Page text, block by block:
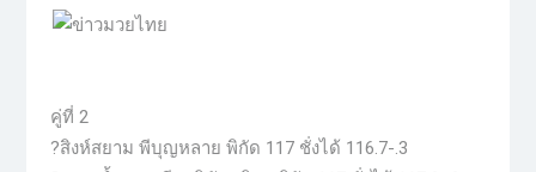
คู่ที่ 2
?สิงห์สยาม พีบุญหลาย พิกัด 117 ชั่งได้ 116.7-.3